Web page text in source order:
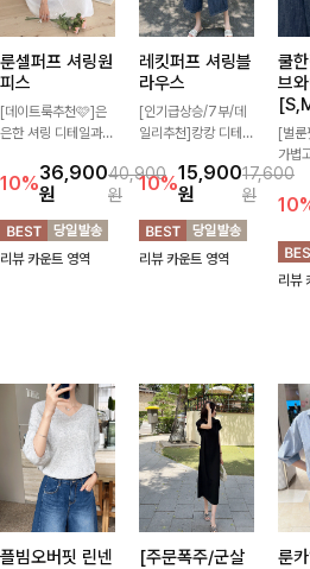
룬셀퍼프 셔링원
피스
[데이트룩추천🩷]은
은한 셔링 디테일과
사랑스러운 무드를 완
성해주는 원피스🤍
허리 스모크 밴딩이
슬림한 실루엣을 연출
해주며, 자연스럽게
10%36,900
원
40,900
원
리뷰 카운트 영역
레킷퍼프 셔링블
라우스
[인기급상승/7부/데
일리추천]캉캉 디테일
풍성한 실루엣을 완성
해주는 블라우스 🤍
가볍게 퍼지는 핏으로
체형을 자연스럽게 커
버해주며 여성스럽게
10%15,900
원
17,600
원
리뷰 카운트 영역
쿨
브
[벌
가볍
혼방
지 쾌
좋
팬츠
떨어
스러
리뷰
플빔오버핏 린넨
[주문폭주/군살
룬